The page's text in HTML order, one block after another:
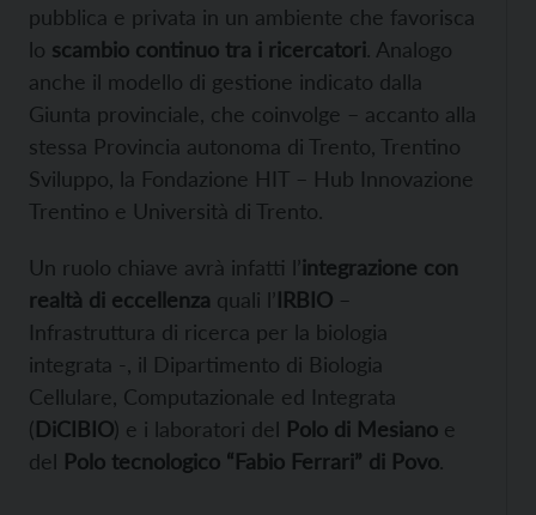
pubblica e privata in un ambiente che favorisca
lo scambio continuo tra i ricercatori. Analogo
anche il modello di gestione indicato dalla
Giunta provinciale, che coinvolge – accanto alla
stessa Provincia autonoma di Trento, Trentino
Sviluppo, la Fondazione HIT – Hub Innovazione
Trentino e Università di Trento.
Un ruolo chiave avrà infatti l’integrazione con
realtà di eccellenza quali l’IRBIO –
Infrastruttura di ricerca per la biologia
integrata -, il Dipartimento di Biologia
Cellulare, Computazionale ed Integrata
(DiCIBIO) e i laboratori del Polo di Mesiano e
del Polo tecnologico “Fabio Ferrari” di Povo.